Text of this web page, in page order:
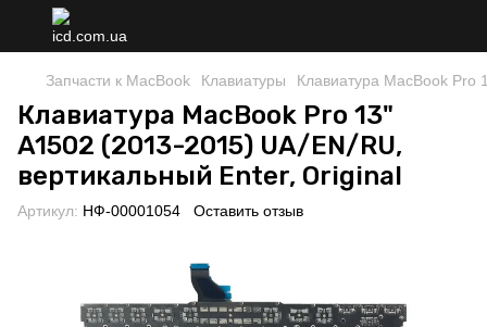
Запчасти к MacBook Клавиатуры Клавиатура MacBook Pro
Клавиатура MacBook Pro 13"
A1502 (2013-2015) UA/EN/RU,
вертикальный Enter, Original
Артикул: НФ-00001054 Оставить отзыв